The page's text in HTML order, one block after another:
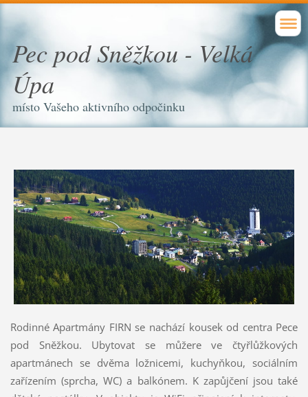
Pec pod Sněžkou - Velká
Úpa
místo Vašeho aktivního odpočinku
Rodinné Apartmány FIRN se nachází kousek od centra Pece
pod Sněžkou. Ubytovat se můžere ve čtyřlůžkových
apartmánech se dvěma ložnicemi, kuchyňkou, sociálním
zařízením (sprcha, WC) a balkónem. K zapůjčení jsou také